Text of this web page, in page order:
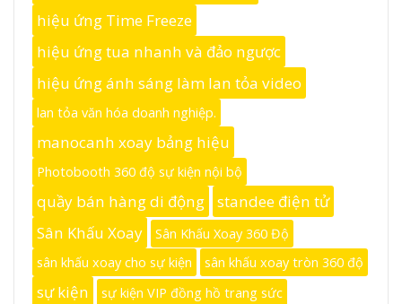
hiệu ứng Time Freeze
hiệu ứng tua nhanh và đảo ngược
hiệu ứng ánh sáng làm lan tỏa video
lan tỏa văn hóa doanh nghiệp.
manocanh xoay bảng hiệu
Photobooth 360 độ sự kiện nội bộ
quầy bán hàng di động
standee điện tử
Sân Khấu Xoay
Sân Khấu Xoay 360 Độ
sân khấu xoay cho sự kiện
sân khấu xoay tròn 360 độ
sự kiện
sự kiện VIP đồng hồ trang sức